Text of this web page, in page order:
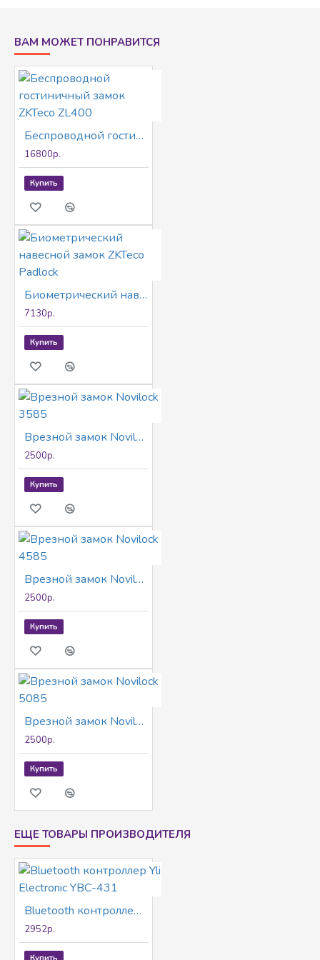
250х42х25мм, размер ответной планки
180х47х12мм (планка в комплекте). Входы/
выходы: контакты для подключения кнопки
'Выход'. Вес 2,1 кг. Рабочая температура -10С до
+55С.
ВАМ МОЖЕТ ПОНРАВИТСЯ
Беспроводной гостиничный замок ZKTeco ZL400
16800р.
Купить
Биометрический навесной замок ZKTeco Padlock
7130р.
Купить
Врезной замок Novilock 3585
2500р.
Купить
Врезной замок Novilock 4585
2500р.
Купить
Врезной замок Novilock 5085
2500р.
Купить
ЕЩЕ ТОВАРЫ ПРОИЗВОДИТЕЛЯ
Bluetooth контроллер Yli Electronic YBC-431
2952р.